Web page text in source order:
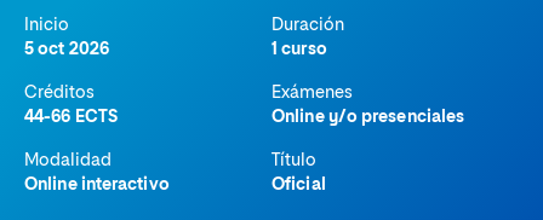
Inicio
5 oct 2026
Duración
1 curso
Créditos
44-66 ECTS
Exámenes
Online y/o presenciales
Modalidad
Online interactivo
Título
Oficial